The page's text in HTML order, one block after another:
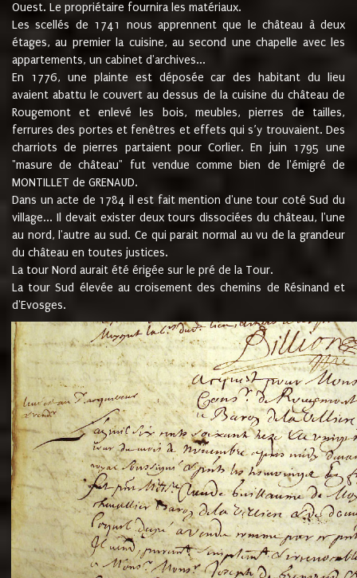
Ouest. Le propriétaire fournira les matériaux.
Les scellés de 1741 nous apprennent que le château à deux
étages, au premier la cuisine, au second une chapelle avec les
appartements, un cabinet d'archives...
En 1776, une plainte est déposée car des habitant du lieu
avaient abattu le couvert au dessus de la cuisine du château de
Rougemont et enlevé les bois, meubles, pierres de tailles,
ferrures des portes et fenêtres et effets qui s’y trouvaient. Des
charriots de pierres partaient pour Corlier. En juin 1795 une
"masure de château" fut vendue comme bien de l'émigré de
MONTILLET de GRENAUD.
Dans un acte de 1784 il est fait mention d'une tour coté Sud du
village... Il devait exister deux tours dissociées du château, l'une
au nord, l'autre au sud. Ce qui parait normal au vu de la grandeur
du château en toutes justices.
La tour Nord aurait été érigée sur le pré de la Tour.
La tour Sud élevée au croisement des chemins de Résinand et
d'Evosges.